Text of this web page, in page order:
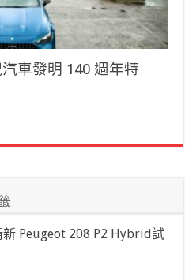
車發明 140 週年特
新 Peugeot 208 P2 Hybrid試